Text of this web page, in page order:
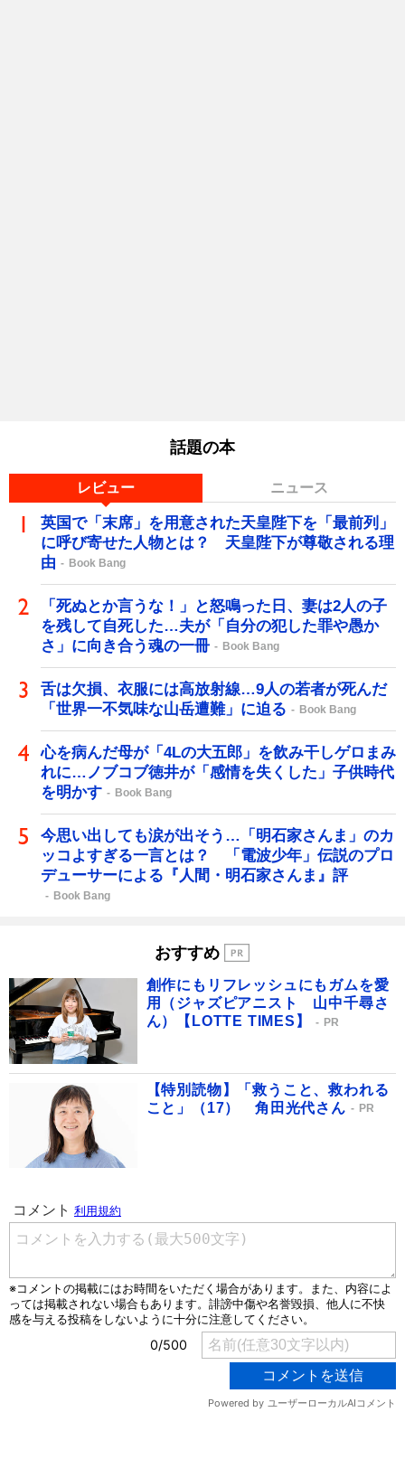
話題の本
レビュー ニュース
英国で「末席」を用意された天皇陛下を「最前列」
に呼び寄せた人物とは？ 天皇陛下が尊敬される理
由
Book Bang
「死ぬとか言うな！」と怒鳴った日、妻は2人の子
を残して自死した…夫が「自分の犯した罪や愚か
さ」に向き合う魂の一冊
Book Bang
舌は欠損、衣服には高放射線…9人の若者が死んだ
「世界一不気味な山岳遭難」に迫る
Book Bang
心を病んだ母が「4Lの大五郎」を飲み干しゲロまみ
れに…ノブコブ徳井が「感情を失くした」子供時代
を明かす
Book Bang
今思い出しても涙が出そう…「明石家さんま」のカ
ッコよすぎる一言とは？ 「電波少年」伝説のプロ
デューサーによる『人間・明石家さんま』評
Book Bang
おすすめ
創作にもリフレッシュにもガムを愛
用（ジャズピアニスト 山中千尋さ
ん）【LOTTE TIMES】
PR
【特別読物】「救うこと、救われる
こと」（17） 角田光代さん
PR